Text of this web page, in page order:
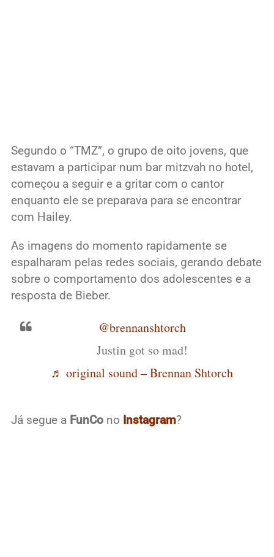
Segundo o “TMZ”, o grupo de oito jovens, que
estavam a participar num bar mitzvah no hotel,
começou a seguir e a gritar com o cantor
enquanto ele se preparava para se encontrar
com Hailey.
As imagens do momento rapidamente se
espalharam pelas redes sociais, gerando debate
sobre o comportamento dos adolescentes e a
resposta de Bieber.
@brennanshtorch
Justin got so mad!
♬ original sound – Brennan Shtorch
Já segue a FunCono Instagram?